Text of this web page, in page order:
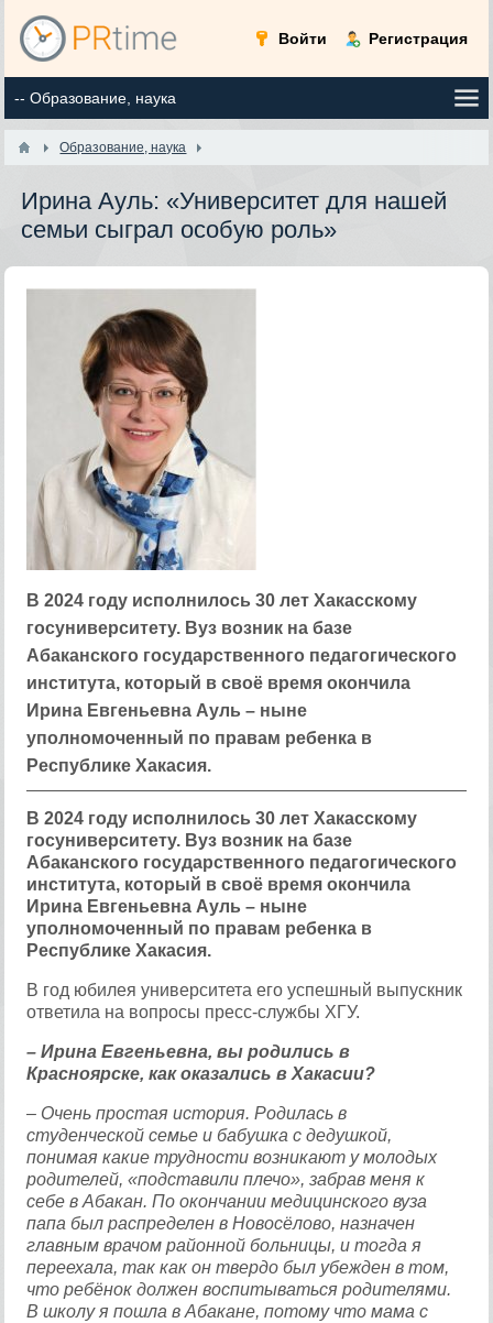
Войти Регистрация
Образование, наука
​Ирина Ауль: «Университет для нашей
семьи сыграл особую роль»
В 2024 году исполнилось 30 лет Хакасскому
госуниверситету. Вуз возник на базе
Абаканского государственного педагогического
института, который в своё время окончила
Ирина Евгеньевна Ауль – ныне
уполномоченный по правам ребенка в
Республике Хакасия.
В 2024 году исполнилось 30 лет Хакасскому
госуниверситету. Вуз возник на базе
Абаканского государственного педагогического
института, который в своё время окончила
Ирина Евгеньевна Ауль – ныне
уполномоченный по правам ребенка в
Республике Хакасия.
В год юбилея университета его успешный выпускник
ответила на вопросы пресс-службы ХГУ.
– Ирина Евгеньевна, вы родились в
Красноярске, как оказались в Хакасии?
– Очень простая история. Родилась в
студенческой семье и бабушка с дедушкой,
понимая какие трудности возникают у молодых
родителей, «подставили плечо», забрав меня к
себе в Абакан. По окончании медицинского вуза
папа был распределен в Новосёлово, назначен
главным врачом районной больницы, и тогда я
переехала, так как он твердо был убежден в том,
что ребёнок должен воспитываться родителями.
В школу я пошла в Абакане, потому что мама с